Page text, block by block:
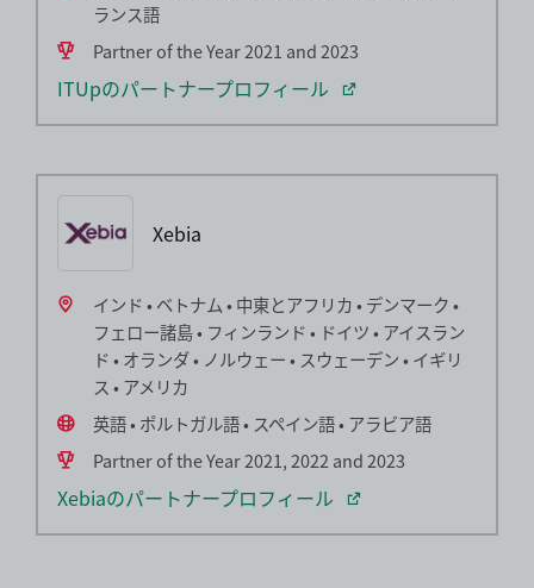
ランス語
Partner of the Year 2021 and 2023
ITUpのパートナープロフィール
Xebia
インド • ベトナム • 中東とアフリカ • デンマーク •
フェロー諸島 • フィンランド • ドイツ • アイスラン
ド • オランダ • ノルウェー • スウェーデン • イギリ
ス • アメリカ
英語 • ポルトガル語 • スペイン語 • アラビア語
Partner of the Year 2021, 2022 and 2023
Xebiaのパートナープロフィール